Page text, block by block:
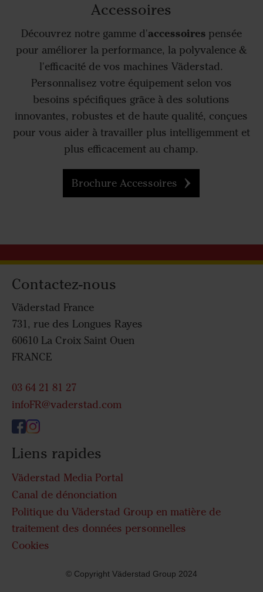
Accessoires
Découvrez notre gamme d'accessoirespensée
pour améliorer la performance, la polyvalence &
l'efficacité de vos machines Väderstad.
Personnalisez votre équipement selon vos
besoins spécifiques grâce à des solutions
innovantes, robustes et de haute qualité, conçues
pour vous aider à travailler plus intelligemment et
plus efficacement au champ.
Brochure Accessoires
Contactez-nous
Väderstad France
731, rue des Longues Rayes
60610 La Croix Saint Ouen
FRANCE
03 64 21 81 27
infoFR@vaderstad.com
Liens rapides
Väderstad Media Portal
Canal de dénonciation
Politique du Väderstad Group en matière de
traitement des données personnelles
Cookies
© Copyright Väderstad Group 2024